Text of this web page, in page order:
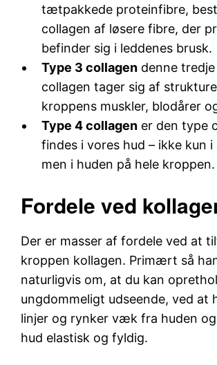
tætpakkede proteinfibre,
collagen af løsere fibre, der
befinder sig i leddenes brusk.
Type 3 collagen denne
collagen tager sig af
kroppens muskler, blodårer
Type 4 collagen er den type
findes i vores hud – ikke kun
men i huden på hele kroppen.
Fordele ved
Der er masser af fordele ved at
kroppen kollagen. Primært så
naturligvis om, at du kan
ungdommeligt udseende, ved at
linjer og rynker væk fra huden
hud elastisk og fyldig.